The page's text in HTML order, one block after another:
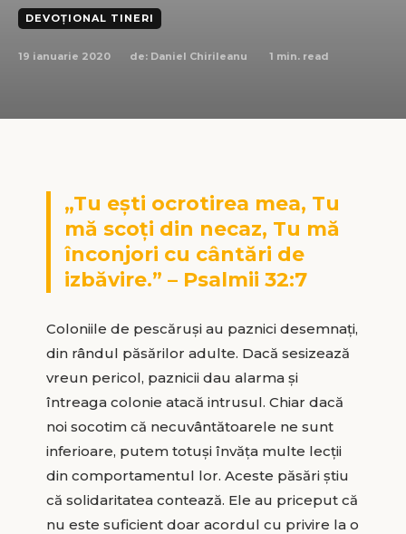
DEVOȚIONAL TINERI
19 ianuarie 2020 de: Daniel Chirileanu 1 min. read
„Tu eşti ocrotirea mea, Tu
mă scoţi din necaz, Tu mă
înconjori cu cântări de
izbăvire.” – Psalmii 32:7
Coloniile de pescăruşi au paznici desemnaţi,
din rândul păsărilor adulte. Dacă sesizează
vreun pericol, paznicii dau alarma şi
întreaga colonie atacă intrusul. Chiar dacă
noi socotim că necuvântătoarele ne sunt
inferioare, putem totuși învăța multe lecții
din comportamentul lor. Aceste păsări știu
că solidaritatea contează. Ele au priceput că
nu este suficient doar acordul cu privire la o